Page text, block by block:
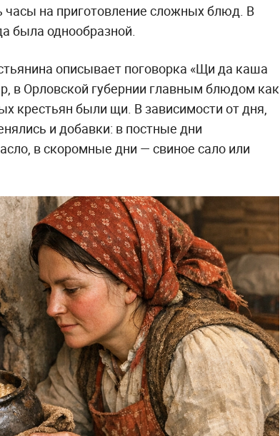
часы на приготовление сложных блюд. В
была однообразной.
описывает поговорка «Щи да каша
в Орловской губернии главным блюдом как
крестьян были щи. В зависимости от дня,
и добавки: в постные дни
в скоромные дни — свиное сало или